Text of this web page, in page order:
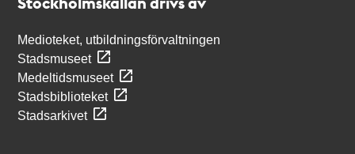
Medioteket, utbildningsförvaltningen
Stadsmuseet
Medeltidsmuseet
Stadsbiblioteket
Stadsarkivet